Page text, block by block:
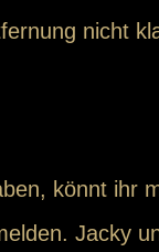
nicht
könnt ihr
Jacky